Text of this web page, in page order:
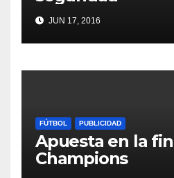
JUN 17, 2016
FÚTBOL PUBLICIDAD
Apuesta en la
Champions